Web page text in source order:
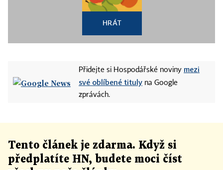
HRÁT
Přidejte si Hospodářské noviny mezi
své oblíbené tituly na Google
zprávách.
Tento článek je zdarma. Když si
předplatíte HN, budete moci číst